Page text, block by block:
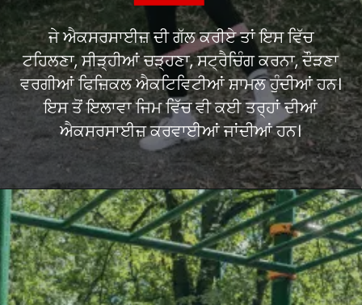
ਜੇ ਐਕਸਰਸਾਈਜ਼ ਦੀ ਗੱਲ ਕਰੀਏ ਤਾਂ ਇਸ ਵਿੱਚ
ਟਹਿਲਣਾ, ਸੀੜ੍ਹੀਆਂ ਚੜ੍ਹਣਾ, ਸਟ੍ਰੈਚਿੰਗ ਕਰਨਾ, ਦੌੜਣਾ
ਵਰਗੀਆਂ ਫਿਜ਼ਿਕਲ ਐਕਟਿਵਿਟੀਆਂ ਸ਼ਾਮਲ ਹੁੰਦੀਆਂ ਹਨ।
ਇਸ ਤੋਂ ਇਲਾਵਾ ਜਿਮ ਵਿੱਚ ਵੀ ਕਈ ਤਰ੍ਹਾਂ ਦੀਆਂ
ਐਕਸਰਸਾਈਜ਼ ਕਰਵਾਈਆਂ ਜਾਂਦੀਆਂ ਹਨ।